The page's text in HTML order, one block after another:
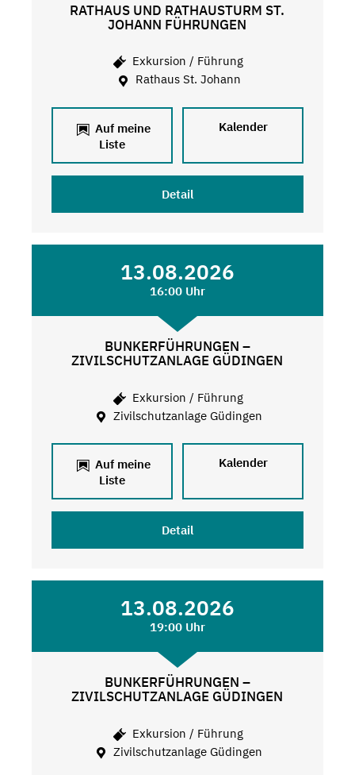
RATHAUS UND RATHAUSTURM ST.
JOHANN FÜHRUNGEN
Exkursion / Führung
Rathaus St. Johann
Auf meine
Liste
Kalender
Detail
13.08.2026
16:00 Uhr
BUNKERFÜHRUNGEN –
ZIVILSCHUTZANLAGE GÜDINGEN
Exkursion / Führung
Zivilschutzanlage Güdingen
Auf meine
Liste
Kalender
Detail
13.08.2026
19:00 Uhr
BUNKERFÜHRUNGEN –
ZIVILSCHUTZANLAGE GÜDINGEN
Exkursion / Führung
Zivilschutzanlage Güdingen